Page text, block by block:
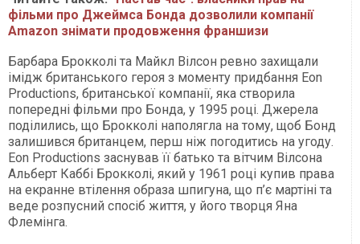
фільми про Джеймса Бонда дозволили компанії
Amazon знімати продовження франшизи
Барбара Брокколі та Майкл Вілсон ревно захищали
імідж британського героя з моменту придбання Eon
Productions, британської компанії, яка створила
попередні фільми про Бонда, у 1995 році. Джерела
поділились, що Брокколі наполягла на тому, щоб Бонд
залишився британцем, перш ніж погодитись на угоду.
Eon Productions заснував її батько та вітчим Вілсона
Альберт Каббі Брокколі, який у 1961 році купив права
на екранне втілення образа шпигуна, що п’є мартіні та
веде розпусний спосіб життя, у його творця Яна
Флемінга.